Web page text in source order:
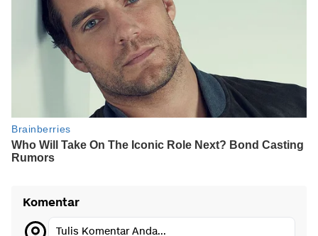
Komentar
Tulis Komentar Anda...